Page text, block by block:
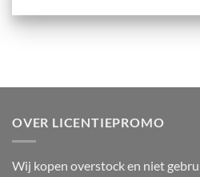
OVER LICENTIEPROMO
Wij kopen overstock en niet